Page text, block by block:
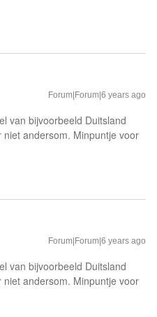
Forum|Forum|6 years ago
van bijvoorbeeld Duitsland
andersom. Minpuntje voor
Forum|Forum|6 years ago
van bijvoorbeeld Duitsland
andersom. Minpuntje voor